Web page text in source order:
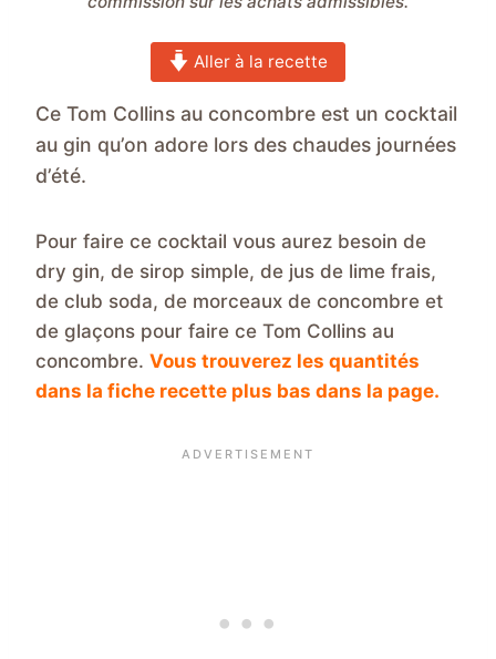
Aller à la recette
Ce Tom Collins au concombre est un cocktail
au gin qu’on adore lors des chaudes journées
d’été.
Pour faire ce cocktail vous aurez besoin de
dry gin, de sirop simple, de jus de lime frais,
de club soda, de morceaux de concombre et
de glaçons pour faire ce Tom Collins au
concombre. Vous trouverez les quantités
dans la fiche recette plus bas dans la page.